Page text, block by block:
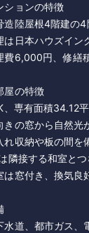
ョンの特徴
造陸屋根4階建の
は日本ハウズイン
費6,000円、修繕
の特徴
、専有面積34.12
きの窓から自然光
れ収納や板の間を
隣接する和室と
は窓付き、換気良
水道、都市ガス、